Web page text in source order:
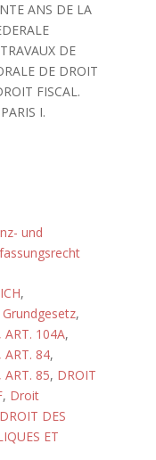
ANS DE LA
DE
DE DROIT
FISCAL.
I.
und
,
Grundgesetz,
ART. 104A,
ART. 84,
ART. 85, DROIT
, Droit
DROIT DES
ET